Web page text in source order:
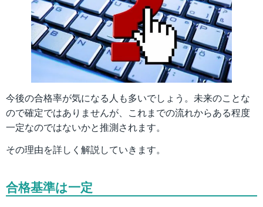
今後の合格率が気になる人も多いでしょう。未来のことな
ので確定ではありませんが、これまでの流れからある程度
一定なのではないかと推測されます。
その理由を詳しく解説していきます。
合格基準は一定